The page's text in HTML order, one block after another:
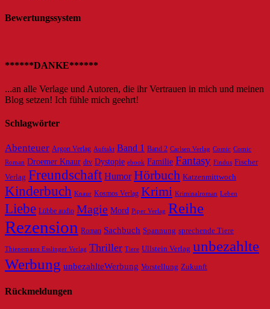
Bewertungssystem
******DANKE******
...an alle Verlage und Autoren, die ihr Vertrauen in mich und meinen
Blog setzen! Ich fühle mich geehrt!
Schlagwörter
Abenteuer Argon Verlag Auftakt Band 1 Band 2 Carlsen Verlag Comic Comic
Roman Droemer Knaur dtv Dystopie ebook Familie Fantasy Findus Fischer
Verlag Freundschaft Humor Hörbuch Katzenmittwoch
Kinderbuch Knaur Kosmos Verlag Krimi Kriminalroman Leben
Liebe Lübbe audio Magie Mord Piper Verlag Reihe
Rezension Roman Sachbuch Spannung sprechende Tiere
Thienemann Esslinger Verlag Thriller Tiere Ullstein Verlag unbezahlte
Werbung unbezahlteWerbung Vorstellung Zukunft
Rückmeldungen